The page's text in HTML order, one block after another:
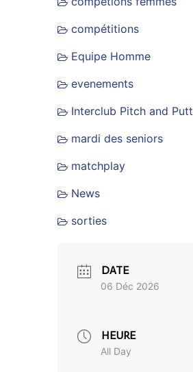
compétitions
Equipe Homme
evenements
Interclub Pitch and Putt
mardi des seniors
matchplay
News
sorties
DATE
06 Déc 2026
HEURE
All Day